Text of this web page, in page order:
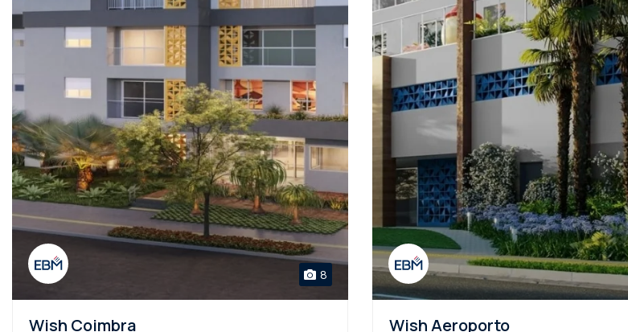
8
Wish Coimbra Wish Aeroporto